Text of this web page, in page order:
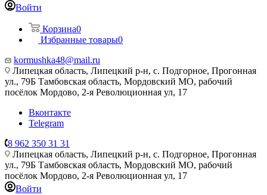
Войти
Корзина0
Избранные товары0
kormushka48@mail.ru
Липецкая область, Липецкий р-н, с. Подгорное, Прогонная
ул., 79Б Тамбовская область, Мордовский МО, рабочий
посёлок Мордово, 2-я Революционная ул, 17
Вконтакте
Telegram
8 962 350 31 31
Липецкая область, Липецкий р-н, с. Подгорное, Прогонная
ул., 79Б Тамбовская область, Мордовский МО, рабочий
посёлок Мордово, 2-я Революционная ул, 17
Войти